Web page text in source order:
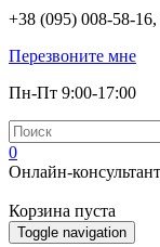
+38 (095) 008-58-
Перезвоните мне
Пн-Пт 9:00-17:00
0
Онлайн-консультант
Корзина пуста
Toggle navigation